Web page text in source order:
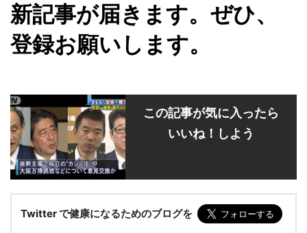
新記事が届きます。ぜひ、
登録お願いします。
この記事が気に入ったら
いいね！しよう
Twitter で健康になるためのブログを